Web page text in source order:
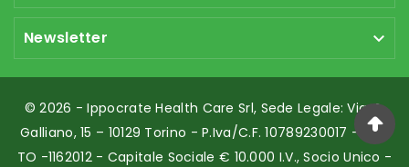
Newsletter 
© 2026 - Ippocrate Health Care Srl, Sede Legale: Via G.
Galliano, 15 – 10129 Torino - P.Iva/C.F. 10789230017 - REA:
TO -1162012 - Capitale Sociale € 10.000 I.v., Socio Unico -